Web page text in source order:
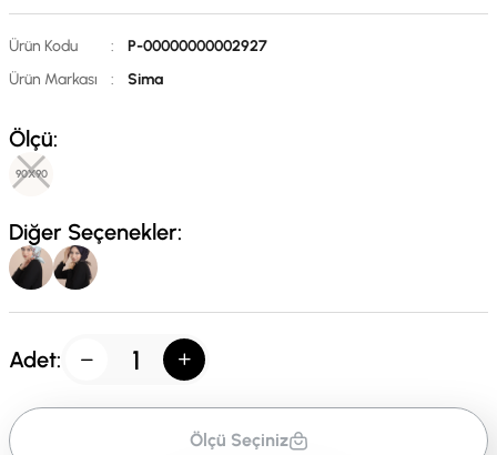
Ürün Kodu :
P-00000000002927
Ürün Markası
: Sima
Ölçü:
90X90
Diğer Seçenekler:
Adet:
Ölçü Seçiniz